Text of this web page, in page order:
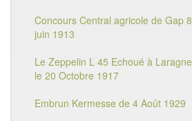
Concours Central agricole de Gap 8
juin 1913
Le Zeppelin L 45 Echoué à Laragne
le 20 Octobre 1917
Embrun Kermesse de 4 Août 1929